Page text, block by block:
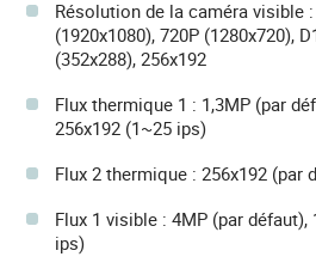
Résolution de la caméra visible
(1920x1080), 720P (1280x720),
(352x288), 256x192
Flux thermique 1 : 1,3MP (par
256x192 (1~25 ips)
Flux 2 thermique : 256x192 (par
Flux 1 visible : 4MP (par défaut),
ips)